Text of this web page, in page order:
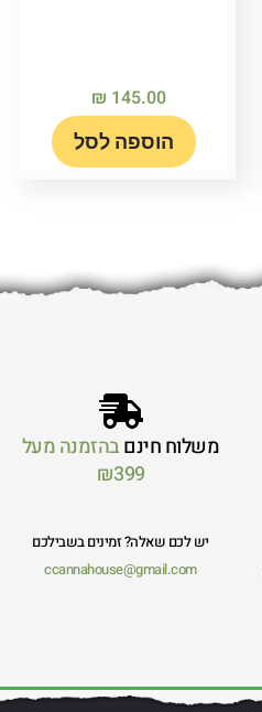
₪ 145.00
הוספה לסל
משלוח חינםבהזמנה מעל
₪399
יש לכם שאלה? זמינים בשבילכם
ccannahouse@gmail.com